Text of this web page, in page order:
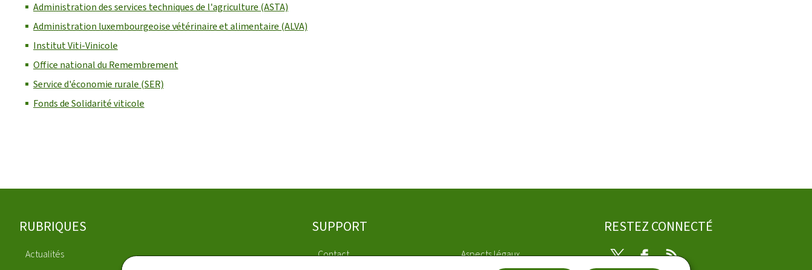
Administration des services techniques de l'agriculture (ASTA)
Administration luxembourgeoise vétérinaire et alimentaire (ALVA)
Institut Viti-Vinicole
Office national du Remembrement
Service d'économie rurale (SER)
Fonds de Solidarité viticole
Pied
de
RUBRIQUES
Actualités
SUPPORT
Contact Aspects légaux
RESTEZ CONNECTÉ
TwitterFacebook
RSS